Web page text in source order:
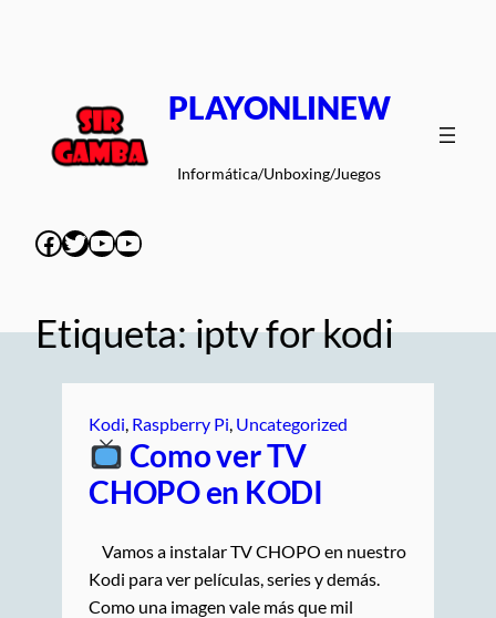
PLAYONLINEW
Informática/Unboxing/Juegos
Facebook
Twitter
YouTube
YouTube
Etiqueta:iptv for kodi
Kodi Raspberry Pi Uncategorized
Como ver TV
CHOPO en KODI
Vamos a instalar TV CHOPO en nuestro
Kodi para ver películas, series y demás.
Como una imagen vale más que mil